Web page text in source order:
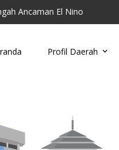
Sampah di Tingkat Wil...
Lalui Kajian Panjang dan...
Profil Daerah